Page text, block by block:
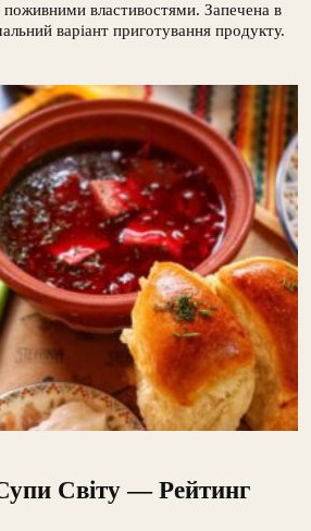
поживними властивостями. Запечена в
варіант приготування продукту.
Світу — Рейтинг